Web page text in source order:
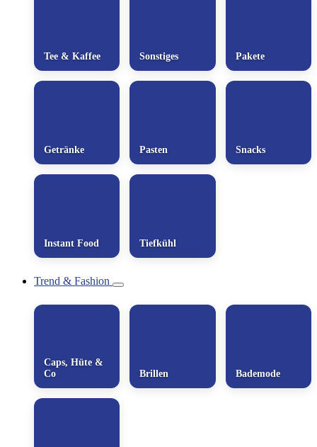
Tee & Kaffee Sonstiges Pakete
Getränke Pasten Snacks
Instant Food Tiefkühl
Trend & Fashion
Caps, Hüte &
Co
Brillen Bademode